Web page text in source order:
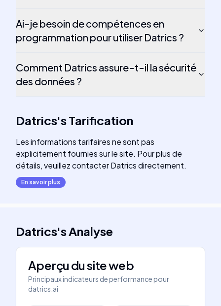
Ai-je besoin de compétences en
programmation pour utiliser Datrics ?
Comment Datrics assure-t-il la sécurité
des données ?
Datrics'sTarification
Les informations tarifaires ne sont pas
explicitement fournies sur le site. Pour plus de
détails, veuillez contacter Datrics directement.
En savoir plus
Datrics'sAnalyse
Aperçu du site web
Principaux indicateurs de performance pour
datrics.ai